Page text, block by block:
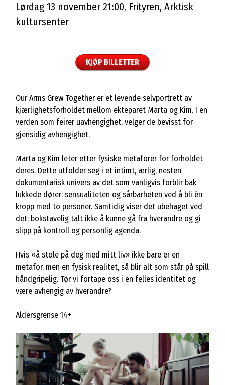
Lørdag 13 november 21:00, Frityren, Arktisk
kultursenter
KJØP BILLETTER
Our Arms Grew Together er et levende selvportrett av
kjærlighetsforholdet mellom ekteparet Marta og Kim. I en
verden som feirer uavhengighet, velger de bevisst for
gjensidig avhengighet.
Marta og Kim leter etter fysiske metaforer for forholdet
deres. Dette utfolder seg i et intimt, ærlig, nesten
dokumentarisk univers av det som vanligvis forblir bak
lukkede dører: sensualiteten og sårbarheten ved å bli én
kropp med to personer. Samtidig viser det ubehaget ved
det: bokstavelig talt ikke å kunne gå fra hverandre og gi
slipp på kontroll og personlig agenda.
Hvis «å stole på deg med mitt liv» ikke bare er en
metafor, men en fysisk realitet, så blir alt som står på spill
håndgripelig. Tør vi fortape oss i en felles identitet og
være avhengig av hverandre?
Aldersgrense 14+